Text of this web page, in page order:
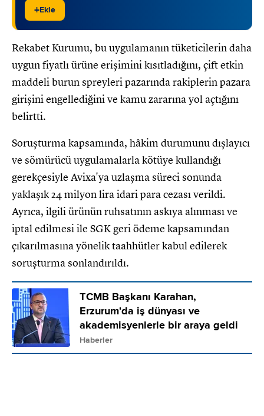
+Ekle
Rekabet Kurumu, bu uygulamanın tüketicilerin daha
uygun fiyatlı ürüne erişimini kısıtladığını, çift etkin
maddeli burun spreyleri pazarında rakiplerin pazara
girişini engellediğini ve kamu zararına yol açtığını
belirtti.
Soruşturma kapsamında, hâkim durumunu dışlayıcı
ve sömürücü uygulamalarla kötüye kullandığı
gerekçesiyle Avixa'ya uzlaşma süreci sonunda
yaklaşık 24 milyon lira idari para cezası verildi.
Ayrıca, ilgili ürünün ruhsatının askıya alınması ve
iptal edilmesi ile SGK geri ödeme kapsamından
çıkarılmasına yönelik taahhütler kabul edilerek
soruşturma sonlandırıldı.
TCMB Başkanı Karahan,
Erzurum'da iş dünyası ve
akademisyenlerle bir araya geldi
Haberler